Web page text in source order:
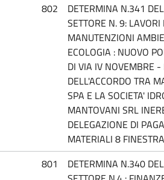
802
DETERMINA N.341
SETTORE N. 9: LAVORI
MANUTENZIONI
ECOLOGIA : NUOVO
DI VIA IV NOVEMBRE -
DELL'ACCORDO TRA
SPA E LA SOCIETA'
MANTOVANI SRL
DELEGAZIONE DI
MATERIALI 8
801
DETERMINA N.340